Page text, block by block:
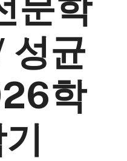
성균
학